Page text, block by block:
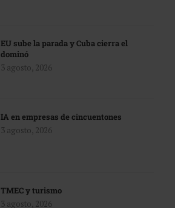
EU sube la parada y Cuba cierra el
dominó
3 agosto, 2026
IA en empresas de cincuentones
3 agosto, 2026
TMEC y turismo
3 agosto, 2026